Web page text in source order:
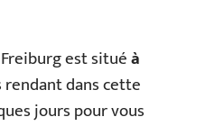
est situéà
rendant dans cette
jours pour vous